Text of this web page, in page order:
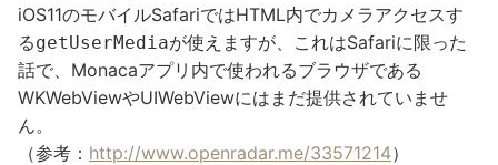
iOS11のモバイルSafariではHTML内でカメラアクセスす
るgetUserMediaが使えますが、これはSafariに限った
話で、Monacaアプリ内で使われるブラウザである
WKWebViewやUIWebViewにはまだ提供されていませ
ん。
（参考： http://www.openradar.me/33571214）